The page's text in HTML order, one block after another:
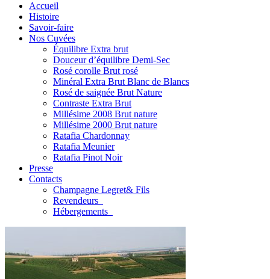
Accueil
Histoire
Savoir-faire
Nos Cuvées
Équilibre Extra brut
Douceur d’équilibre Demi-Sec
Rosé corolle Brut rosé
Minéral Extra Brut Blanc de Blancs
Rosé de saignée Brut Nature
Contraste Extra Brut
Millésime 2008 Brut nature
Millésime 2000 Brut nature
Ratafia Chardonnay
Ratafia Meunier
Ratafia Pinot Noir
Presse
Contacts
Champagne Legret& Fils
Revendeurs
Hébergements